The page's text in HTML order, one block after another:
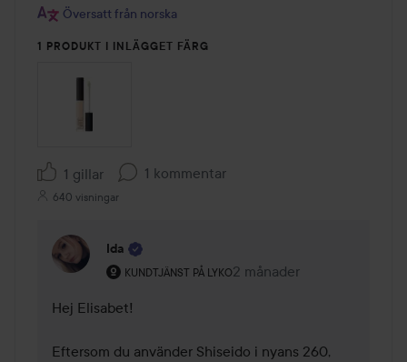
Översatt från norska
1 PRODUKT I INLÄGGET FÄRG
1 gillar 1 kommentar
640 visningar
Ida
KUNDTJÄNST PÅ LYKO
Användarens roll: Kundtjänst på Lyko.
2 månader
Kommentaren lades 2
Hej Elisabet!
Eftersom du använder Shiseido i nyans 260,